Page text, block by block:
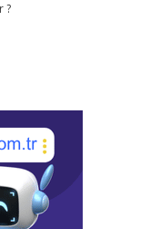
?